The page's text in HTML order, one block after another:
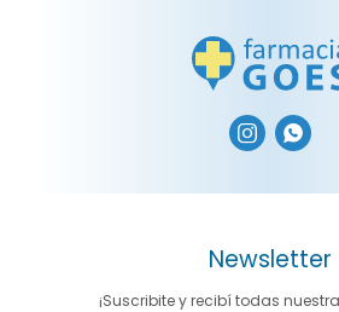
 
Newsletter
¡Suscribite y recibí todas